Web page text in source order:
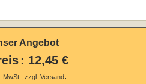
Angebot
: 12,45 €
MwSt., zzgl. Versand.